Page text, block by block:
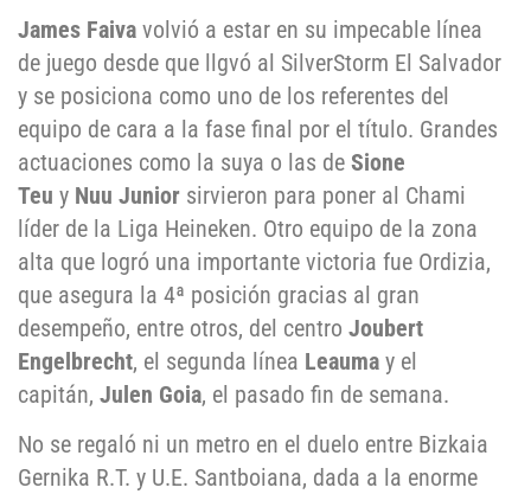
James Faiva volvió a estar en su impecable línea
de juego desde que llgvó al SilverStorm El Salvador
y se posiciona como uno de los referentes del
equipo de cara a la fase final por el título. Grandes
actuaciones como la suya o las de Sione
Teu y Nuu Junior sirvieron para poner al Chami
líder de la Liga Heineken. Otro equipo de la zona
alta que logró una importante victoria fue Ordizia,
que asegura la 4ª posición gracias al gran
desempeño, entre otros, del centro Joubert
Engelbrecht, el segunda línea Leauma y el
capitán, Julen Goia, el pasado fin de semana.
No se regaló ni un metro en el duelo entre Bizkaia
Gernika R.T. y U.E. Santboiana, dada a la enorme